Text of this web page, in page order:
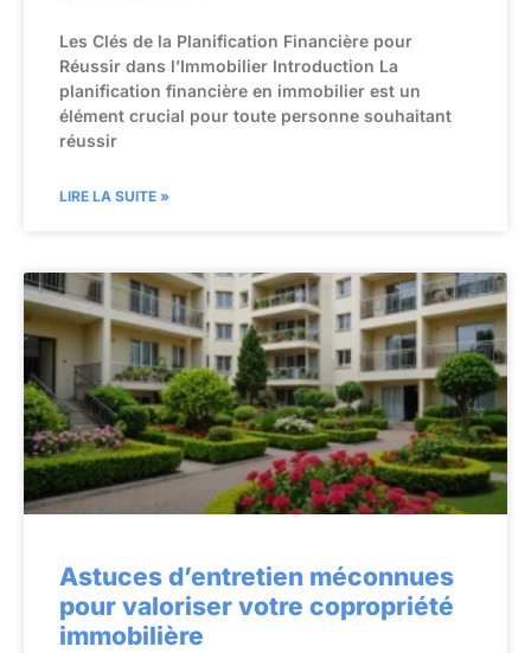
Les Clés de la Planification Financière pour
Réussir dans l’Immobilier Introduction La
planification financière en immobilier est un
élément crucial pour toute personne souhaitant
réussir
LIRE LA SUITE »
Astuces d’entretien méconnues
pour valoriser votre copropriété
immobilière